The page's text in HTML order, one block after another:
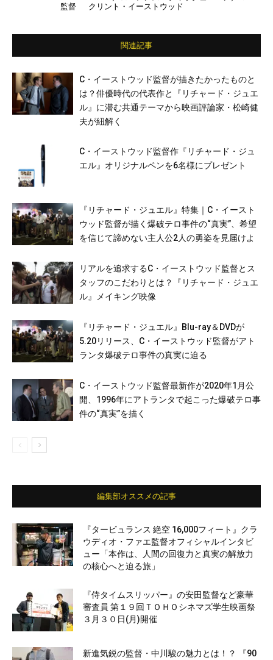
ケル・ペーニャ／ダイアン・ウィースト／アン
ガ
監督 クリント・イーストウッド
関連記事
C・イーストウッド監督が描きたかったものと
は？俳優時代の代表作と『リチャード・ジュエ
ル』に潜む共通テーマから映画評論家・松崎健
夫が紐解く
C・イーストウッド監督作『リチャード・ジュ
エル』オリジナルペンを6名様にプレゼント
『リチャード・ジュエル』特集｜C・イースト
ウッド監督が描く爆破テロ事件の“真実”、希望
を信じて諦めない主人公2人の勇姿を見届けよ
リアルを追求するC・イーストウッド監督とス
タッフのこだわりとは？『リチャード・ジュエ
ル』メイキング映像
『リチャード・ジュエル』Blu-ray＆DVDが
5.20リリース、C・イーストウッド監督がアト
ランタ爆破テロ事件の真実に迫る
C・イーストウッド監督最新作が2020年1月公
開、1996年にアトランタで起こった爆破テロ事
件の“真実”を描く
編集部オススメの記事
『タービュランス 絶空 16,000フィート』クラ
ウディオ・ファエ監督オフィシャルインタビ
ュー「本作は、人間の回復力と真実の解放力
の核心へと迫る旅」
『侍タイムスリッパー』の安田監督など豪華
審査員 第１９回ＴＯＨＯシネマズ学生映画祭
３月３０日(月)開催
新進気鋭の監督・中川駿の魅力とは！？ 『90